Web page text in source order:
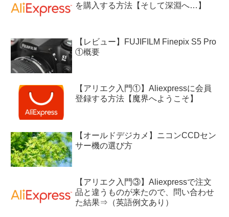
を購入する方法【そして深淵へ…】
【レビュー】FUJIFILM Finepix S5 Pro
①概要
【アリエク入門①】Aliexpressに会員
登録する方法【魔界へようこそ】
【オールドデジカメ】ニコンCCDセン
サー機の選び方
【アリエク入門③】Aliexpressで注文
品と違うものが来たので、問い合わせ
た結果⇒（英語例文あり）